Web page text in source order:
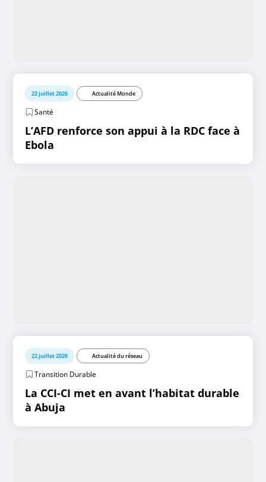
22 juillet 2026 Actualité Monde
Santé
L’AFD renforce son appui à la RDC face à
Ebola
22 juillet 2026 Actualité du réseau
Transition Durable
La CCI-CI met en avant l’habitat durable
à Abuja